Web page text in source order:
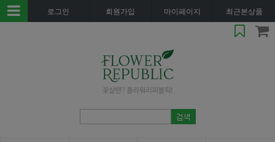
로그인 회원가입 마이페이지 최근본상품